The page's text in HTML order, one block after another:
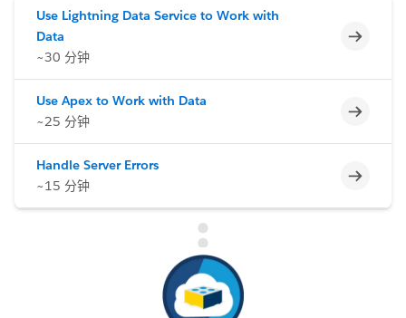
Use Lightning Data Service to Work with
Data
~30 分钟
不完整
Use Apex to Work with Data
~25 分钟
不完整
Handle Server Errors
~15 分钟
不完整